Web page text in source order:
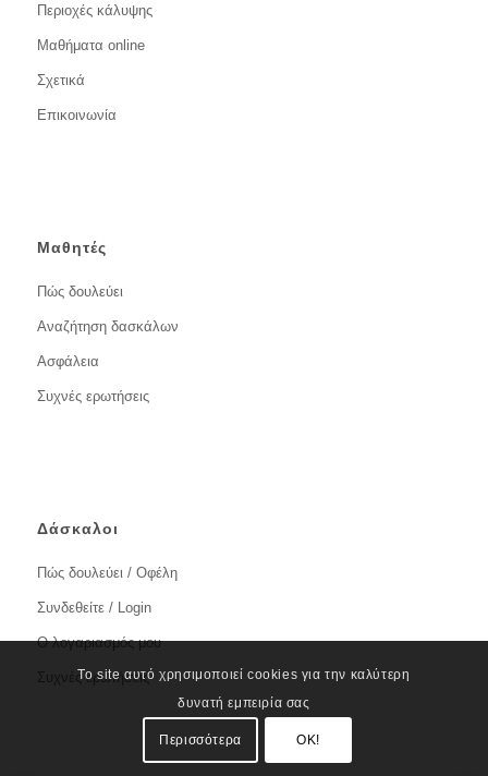
Περιοχές κάλυψης
Μαθήματα online
Σχετικά
Επικοινωνία
Μαθητές
Πώς δουλεύει
Αναζήτηση δασκάλων
Ασφάλεια
Συχνές ερωτήσεις
Δάσκαλοι
Πώς δουλεύει / Οφέλη
Συνδεθείτε / Login
Ο λογαριασμός μου
Συχνές ερωτήσεις
Το site αυτό χρησιμοποιεί cookies για την καλύτερη
δυνατή εμπειρία σας
Περισσότερα OK!